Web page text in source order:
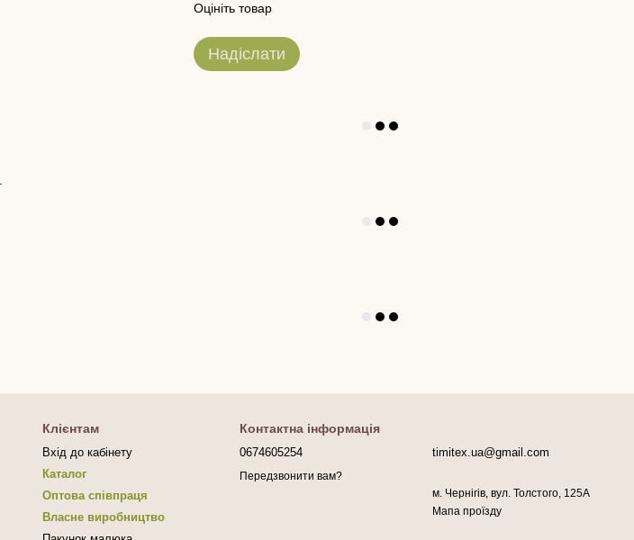
Оцініть товар
Надіслати
Клієнтам
Вхід до кабінету
Каталог
Оптова співпраця
Власне виробництво
Контактна інформація
0674605254
Передзвонити вам?
timitex.ua@gmail.com
м. Чернігів, вул. Толстого, 125А
Мапа проїзду